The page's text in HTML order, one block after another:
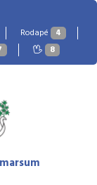
Rodapé 4
8